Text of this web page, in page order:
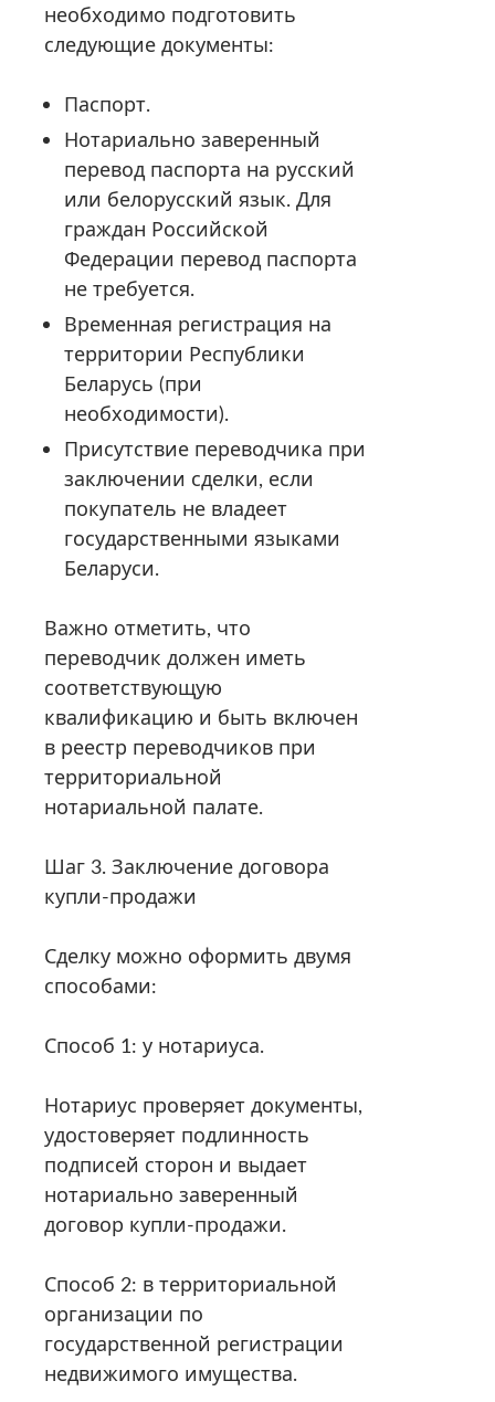
необходимо подготовить
следующие документы:
Паспорт.
Нотариально заверенный
перевод паспорта на русский
или белорусский язык. Для
граждан Российской
Федерации перевод паспорта
не требуется.
Временная регистрация на
территории Республики
Беларусь (при
необходимости).
Присутствие переводчика при
заключении сделки, если
покупатель не владеет
государственными языками
Беларуси.
Важно отметить, что
переводчик должен иметь
соответствующую
квалификацию и быть включен
в реестр переводчиков при
территориальной
нотариальной палате.
Шаг 3. Заключение договора
купли-продажи
Сделку можно оформить двумя
способами:
Способ 1: у нотариуса.
Нотариус проверяет документы,
удостоверяет подлинность
подписей сторон и выдает
нотариально заверенный
договор купли-продажи.
Способ 2: в территориальной
организации по
государственной регистрации
недвижимого имущества.